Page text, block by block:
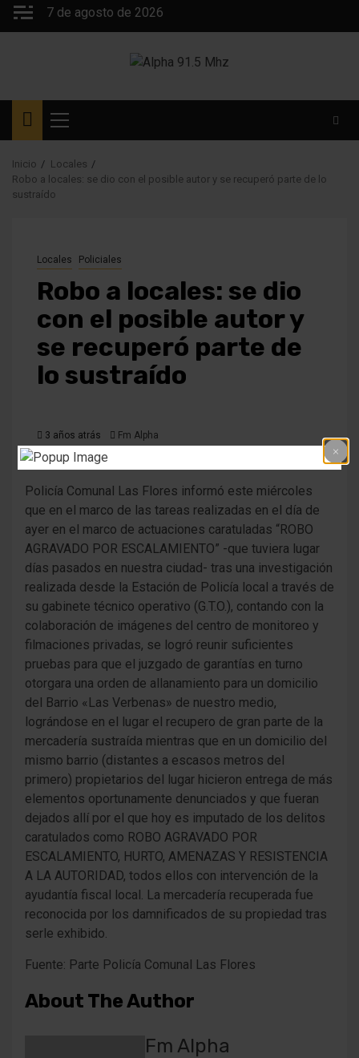
Saltar
7 de agosto de 2026
Menú
principal
Inicio
Locales
Robo a locales: se dio con el posible autor y se recuperó parte de lo
sustraído
Locales Policiales
Robo a locales: se dio
con el posible autor y
se recuperó parte de
lo sustraído
3 años atrás Fm Alpha
Policía Comunal Las Flores informó este miércoles
que en el marco de las tareas realizadas en el día de
ayer en el marco de actuaciones caratuladas “ROBO
AGRAVADO POR ESCALAMIENTO” -que tuviera lugar
días pasados en nuestra ciudad- tras una investigación
realizada desde la Estación de Policía local a través de
su gabinete técnico operativo (G.T.O.), contando con la
colaboración de imágenes del centro de monitoreo y
filmaciones privadas, se logró reunir suficientes
pruebas para que el juzgado de garantías en turno
otorgara una orden de allanamiento para un domicilio
del Barrio «Las Verbenas» de nuestro medio,
lográndose en el lugar el recupero de gran parte de la
mercadería sustraída mientras que en un domicilio del
mismo barrio (distantes a escasos metros del
primero) propietarios del lugar hicieron entrega de más
elementos oportunamente denunciados y que fueran
dejados allí por el que hoy es imputado de los delitos
caratulados como ROBO AGRAVADO POR
ESCALAMIENTO, HURTO, AMENAZAS Y RESISTENCIA
A LA AUTORIDAD, todos ellos con intervención de la
ayudantía fiscal local. La mercadería recuperada fue
reconocida por los damnificados de su propiedad tras
serle exhibido.
Fuente: Parte Policía Comunal Las Flores
About The Author
Fm Alpha